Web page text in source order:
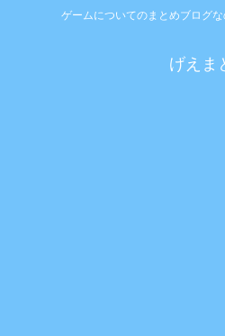
ゲームについてのまとめブログな
げえま